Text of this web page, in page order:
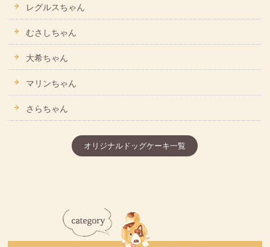
レグルスちゃん
むさしちゃん
大希ちゃん
マリンちゃん
さらちゃん
オリジナルドッグケーキ一覧